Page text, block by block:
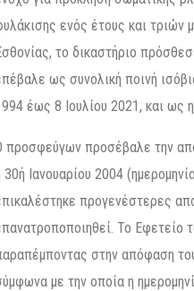
ενός έτους και τριών
το δικαστήριο
ως συνολική ποινή
έως 8 Ιουλίου 2021, και ως
προσφεύγων προσέβαλε την
30ή Ιανουαρίου 2004
προγενέστερες
Το Εφετείο
στην απόφαση
με την οποία η